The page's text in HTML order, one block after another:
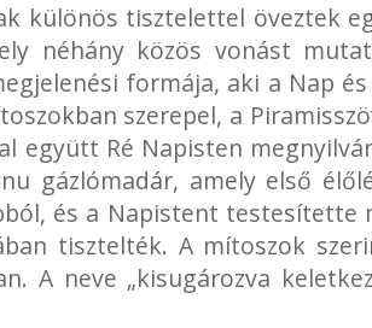
különös tisztelettel öveztek
néhány közös vonást
formája, aki a Nap
szerepel, a
együtt Ré Napisten
gázlómadár, amely első
és a Napistent testesítette
tisztelték. A mítoszok
A neve „kisugározva